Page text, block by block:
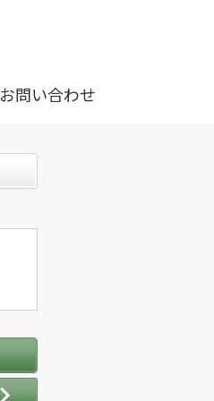
お問い合わせ